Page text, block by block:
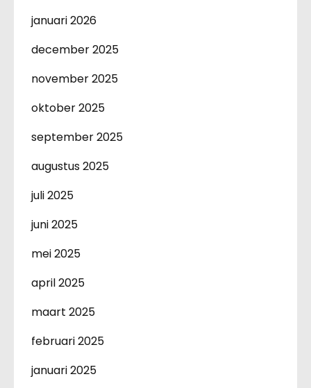
januari 2026
december 2025
november 2025
oktober 2025
september 2025
augustus 2025
juli 2025
juni 2025
mei 2025
april 2025
maart 2025
februari 2025
januari 2025